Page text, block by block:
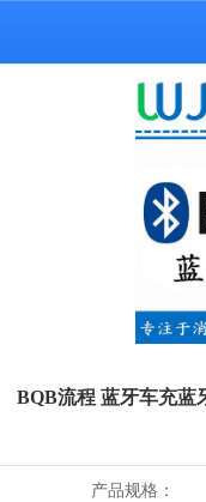
BQB流程 蓝牙车充蓝
产品规格：